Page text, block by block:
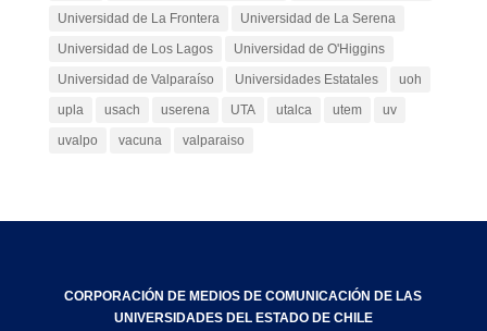
Universidad de La Frontera
Universidad de La Serena
Universidad de Los Lagos
Universidad de O'Higgins
Universidad de Valparaíso
Universidades Estatales
uoh
upla
usach userena UTA utalca utem
uv
uvalpo
vacuna valparaiso
CORPORACIÓN DE MEDIOS DE COMUNICACIÓN DE LAS
UNIVERSIDADES DEL ESTADO DE CHILE